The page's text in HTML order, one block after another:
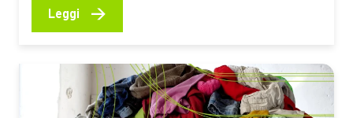
l’adattamento climatico nelle aree urbane Il suolo
rappresenta una risorsa strategica per la
dell’acqua e immagazzina carbonio, contribuendo in
modo diretto alla resilienza climatica.…
Leggi →